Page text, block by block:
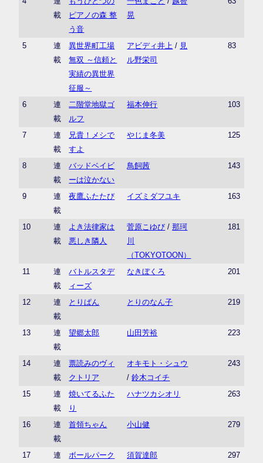
載
ピアノの森 整
う音
晃
5
連
載
異世界町工場
無双 ～信頼と
実績の異世界
征服～
アビディ井上 / 見
ル野栄司
83
6
連
載
二階堂地獄ゴ
ルフ
福本伸行 103
7
連
載
兄貴！メシで
すよ
やじま冬美 125
8
連
載
バッドベイビ
ーは泣かない
鳥飼茜 143
9
連
載
夜鷹ふたたび イズミダフユキ 163
10
連
載
よき法律家は
悪しき隣人
菅原こゆび /那珂
川
（TOKYOTOON）
181
11
連
載
バトルスタデ
ィーズ
なきぼくろ 201
12
連
載
とりぱん とりのなん子 219
13
連
載
望郷太郎 山田芳裕 223
14
連
載
票読みのヴィ
クトリア
オキモト・シュウ
/鈴木コイチ
243
15
連
載
焼いてるふた
り
ハナツカシオリ 263
16
連
載
首領ちゃん 小山健 279
17
連
ボールパーク
須賀達郎 297